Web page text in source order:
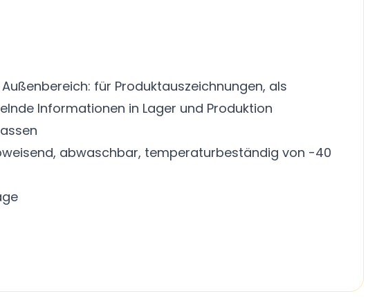
für Produktauszeichnungen, als
Informationen in Lager und Produktion
abwaschbar, temperaturbeständig von -40